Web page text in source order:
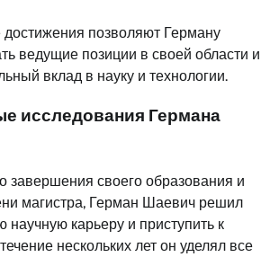
достижения позволяют Герману
ведущие позиции в своей области и
вклад в науку и технологии.
исследования Германа
завершения своего образования и
магистра, Герман Шаевич решил
научную карьеру и приступить к
нескольких лет он уделял все